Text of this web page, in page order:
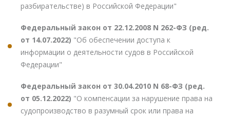
разбирательстве) в Российской Федерации"
Федеральный закон от 22.12.2008 N 262-ФЗ (ред.
от 14.07.2022) "Об обеспечении доступа к
информации о деятельности судов в Российской
Федерации"
Федеральный закон от 30.04.2010 N 68-ФЗ (ред.
от 05.12.2022) "О компенсации за нарушение права на
судопроизводство в разумный срок или права на